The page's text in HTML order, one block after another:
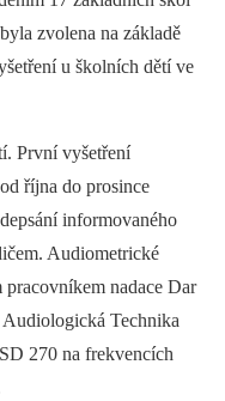
zvolena na základě
u školních dětí ve
První vyšetření
října do prosince
informovaného
Audiometrické
nadace Dar
Technika
270 na frekvencích